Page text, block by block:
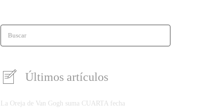
Buscar
Últimos artículos
La Oreja de Van Gogh suma CUARTA fecha